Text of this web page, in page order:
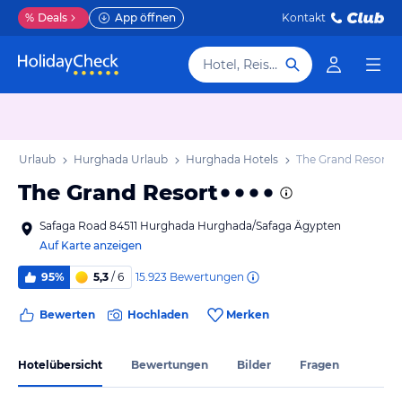
% Deals App öffnen Kontakt
Hotel, Reiseziel
Urlaub Hurghada Urlaub Hurghada Hotels The Grand Resort
The Grand Resort
Safaga Road 84511 Hurghada Hurghada/Safaga Ägypten
Auf Karte anzeigen
95% 5,3 / 6 15.923 Bewertungen
Bewerten Hochladen Merken
Hotelübersicht Bewertungen Bilder Fragen